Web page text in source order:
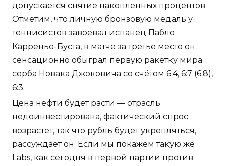
допускается снятие накопленных процентов.
Отметим, что личную бронзовую медаль у
теннисистов завоевал испанец Пабло
Карреньо-Буста, в матче за третье место он
сенсационно обыграл первую ракетку мира
серба Новака Джоковича со счётом 6:4, 6:7 (6:8),
6:3.
Цена нефти будет расти — отрасль
недоинвестирована, фактический спрос
возрастет, так что рубль будет укрепляться,
рассуждает он. Если мы покажем такую же
Labs, как сегодня в первой партии против